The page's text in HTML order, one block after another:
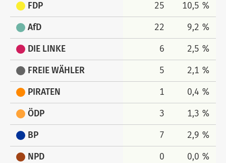
FDP 25 10,5 %
AfD 22 9,2 %
DIE LINKE 6 2,5 %
FREIE WÄHLER 5 2,1 %
PIRATEN 1 0,4 %
ÖDP 3 1,3 %
BP 7 2,9 %
NPD 0 0,0 %